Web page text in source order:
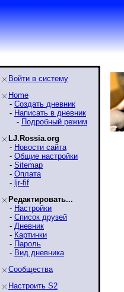
Войти в систему
Home
- Создать дневник
- Написать в дневник
- Подробный режим
LJ.Rossia.org
- Новости сайта
- Общие настройки
- Sitemap
- Оплата
- ljr-fif
Редактировать...
- Настройки
- Список друзей
- Дневник
- Картинки
- Пароль
- Вид дневника
Сообщества
Настроить S2